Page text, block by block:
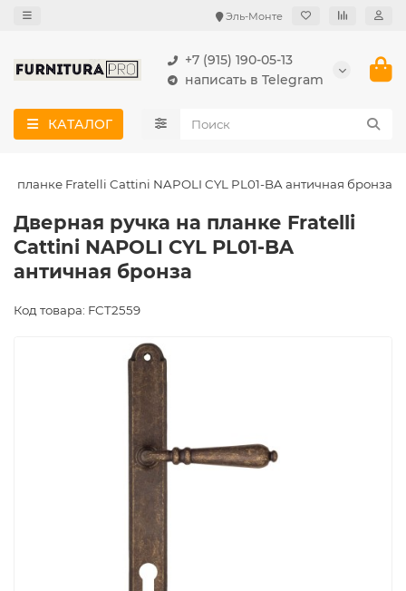
Эль-Монте
+7 (915) 190-05-13
написать в Telegram
КАТАЛОГ
планке Fratelli Cattini NAPOLI CYL PL01-BA античная бронза
Дверная ручка на планке Fratelli
Cattini NAPOLI CYL PL01-BA
античная бронза
Код товара: FCT2559